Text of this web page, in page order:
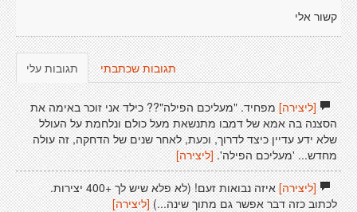
קשור אלי
תגובות עלי תגובות שכתבתי
[ליצירה]מפחיד. "מעליכם הפילה"?? כילד אני זוכר באימה את
הסצנה בה אמא של דמבו מתנשאת מעל כולם ונלחמת על העולל
שלא ידע עדיין כיצד לדרוך, וכעת, לאחר שנים של הדחקה, זה עולה
מחדש... 'מעליכם הפילה'. [ליצירה]
[ליצירה]
איזה נבואות זעם! (לא פלא שיש לך +400 יצירות.
לכתוב כזה דבר אפשר גם מתוך שינה...) [ליצירה]